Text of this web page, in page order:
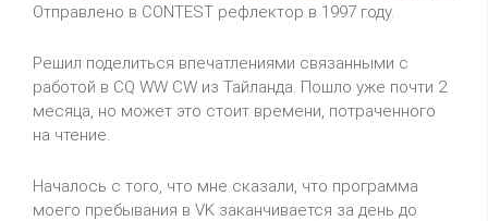
Отправлено в CONTEST рефлектор в 1997 году.
Решил поделиться впечатлениями связанными с
работой в CQ WW CW из Тайланда. Пошло уже почти 2
месяца, но может это стоит времени, потраченного
на чтение.
Hачалось с того, что мне сказали, что программа
моего пребывания в VK заканчивается за день до